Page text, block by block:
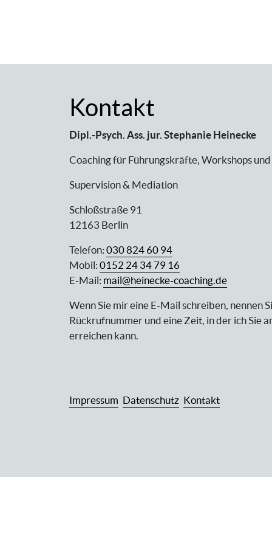
Kontakt
Dipl.-Psych. Ass. jur. Stephanie Heinecke
Coaching für Führungskräfte, Workshops
Supervision & Mediation
Schloßstraße 91
12163 Berlin
Telefon: 030 824 60 94
Mobil: 0152 24 34 79 16
E-Mail: mail@heinecke-coaching.de
Wenn Sie mir eine E-Mail schreiben, nennen
Rückrufnummer und eine Zeit, in der ich Sie
erreichen kann.
Impressum Datenschutz Kontakt